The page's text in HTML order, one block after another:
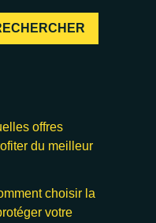
offres
du meilleur
choisir la
votre